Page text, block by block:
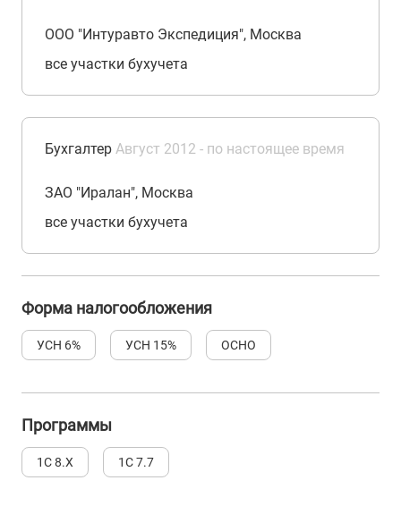
ООО "Интуравто Экспедиция", Москва
все участки бухучета
Бухгалтер Август 2012 - по настоящее время
ЗАО "Иралан", Москва
все участки бухучета
Форма налогообложения
УСН 6% УСН 15% ОСНО
Программы
1С 8.Х 1С 7.7